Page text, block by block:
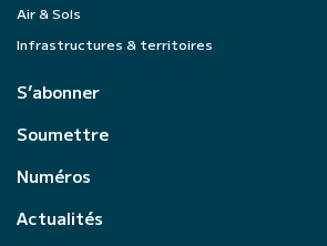
Air & Sols
Infrastructures & territoires
S’abonner
Soumettre
Numéros
Actualités